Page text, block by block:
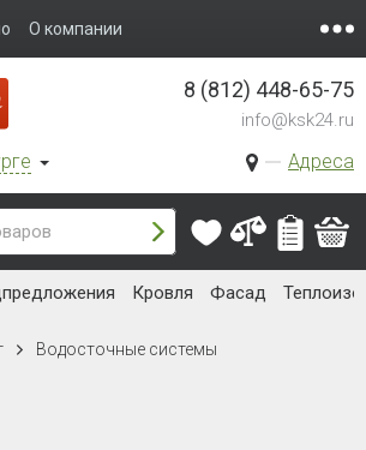
О компании
Адреса
8 (812) 448-65-75
info@ksk24.ru
Кровля Фасад
Водосточные системы